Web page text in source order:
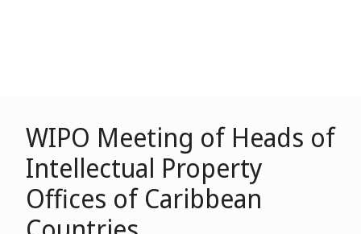
WIPO Meeting of Heads of
Intellectual Property
Offices of Caribbean